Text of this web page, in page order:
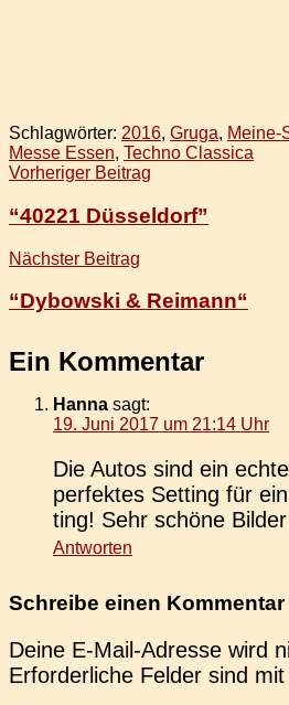
Schlagwörter: 2016, Gruga, Meine-
Messe Essen, Techno Classica
Beitragsnavigation
Vorheriger Beitrag
“40221 Düsseldorf”
Nächster Beitrag
“Dybowski & Reimann“
Ein Kommentar
Hanna sagt:
19. Juni 2017 um 21:14 Uhr
Die Autos sind ein
per­fek­tes Set­ting für
ting! Sehr schöne
Antworten
Schreibe einen Kommentar
Deine E-Mail-Adresse wird
Erforderliche Felder sind mit